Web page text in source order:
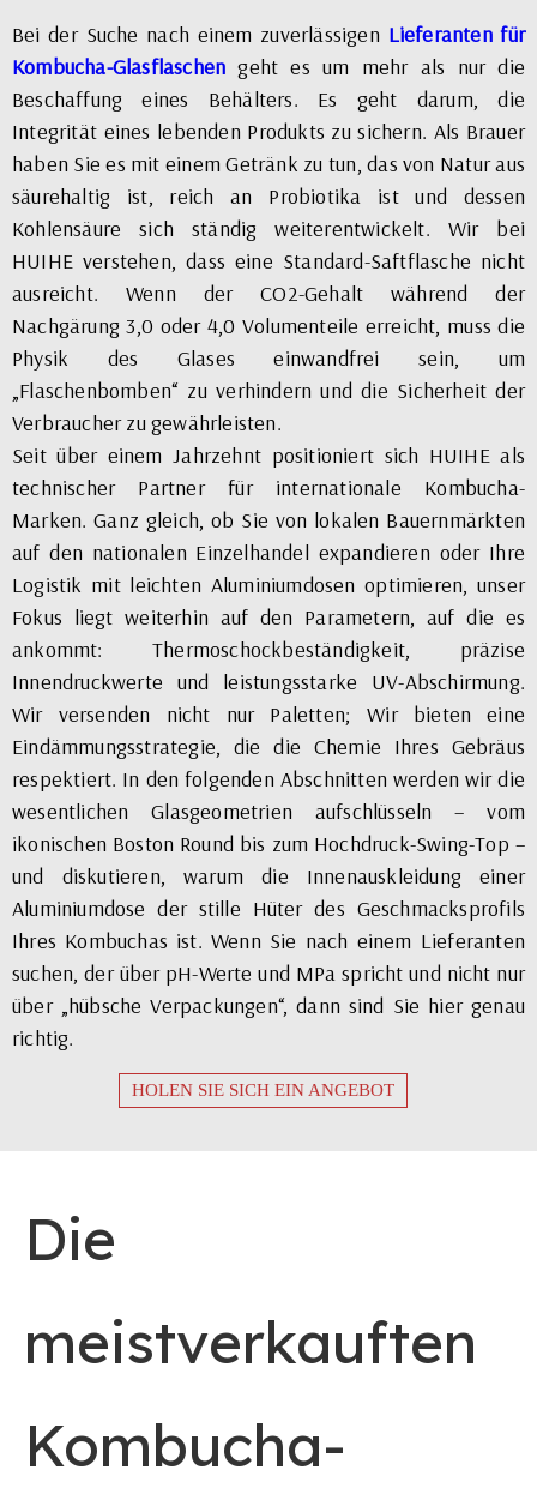
Bei der Suche nach einem zuverlässigen Lieferanten für
Kombucha-Glasflaschengeht es um mehr als nur die
Beschaffung eines Behälters. Es geht darum, die
Integrität eines lebenden Produkts zu sichern. Als Brauer
haben Sie es mit einem Getränk zu tun, das von Natur aus
säurehaltig ist, reich an Probiotika ist und dessen
Kohlensäure sich ständig weiterentwickelt. Wir bei
HUIHE verstehen, dass eine Standard-Saftflasche nicht
ausreicht. Wenn der CO2-Gehalt während der
Nachgärung 3,0 oder 4,0 Volumenteile erreicht, muss die
Physik des Glases einwandfrei sein, um
„Flaschenbomben“ zu verhindern und die Sicherheit der
Verbraucher zu gewährleisten.
Seit über einem Jahrzehnt positioniert sich HUIHE als
technischer Partner für internationale Kombucha-
Marken. Ganz gleich, ob Sie von lokalen Bauernmärkten
auf den nationalen Einzelhandel expandieren oder Ihre
Logistik mit leichten Aluminiumdosen optimieren, unser
Fokus liegt weiterhin auf den Parametern, auf die es
ankommt: Thermoschockbeständigkeit, präzise
Innendruckwerte und leistungsstarke UV-Abschirmung.
Wir versenden nicht nur Paletten; Wir bieten eine
Eindämmungsstrategie, die die Chemie Ihres Gebräus
respektiert. In den folgenden Abschnitten werden wir die
wesentlichen Glasgeometrien aufschlüsseln – vom
ikonischen Boston Round bis zum Hochdruck-Swing-Top –
und diskutieren, warum die Innenauskleidung einer
Aluminiumdose der stille Hüter des Geschmacksprofils
Ihres Kombuchas ist. Wenn Sie nach einem Lieferanten
suchen, der über pH-Werte und MPa spricht und nicht nur
über „hübsche Verpackungen“, dann sind Sie hier genau
richtig.
HOLEN SIE SICH EIN ANGEBOT
Die
meistverkauften
Kombucha-